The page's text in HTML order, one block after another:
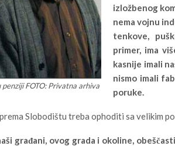
FOTO: Privatna arhiva
izložbenog
nema vojnu
tenkove,
primer, ima
kasnije imali
nismo imali
poruke.
Slobodištu treba ophoditi sa velikim
građani, ovog grada i okoline,